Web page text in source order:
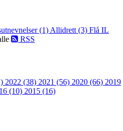
(1) Allidrett (3) Flå IL
RSS
2022 (38) 2021 (56) 2020 (66) 2019
(10) 2015 (16)